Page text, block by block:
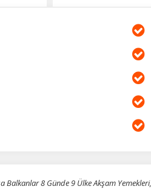
Balkanlar 8 Günde 9 Ülke Akşam